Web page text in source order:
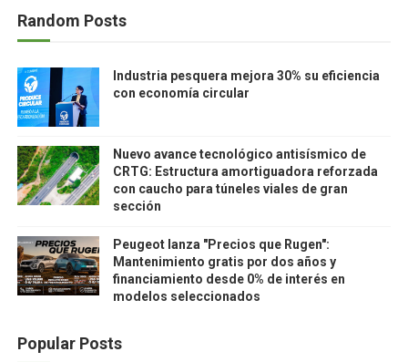
Random Posts
Industria pesquera mejora 30% su eficiencia
con economía circular
Nuevo avance tecnológico antisísmico de
CRTG: Estructura amortiguadora reforzada
con caucho para túneles viales de gran
sección
Peugeot lanza "Precios que Rugen":
Mantenimiento gratis por dos años y
financiamiento desde 0% de interés en
modelos seleccionados
Popular Posts